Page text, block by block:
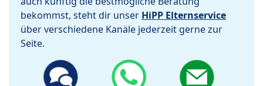
bekommst, steht dir unser HiPP Elternservice
über verschiedene Kanäle jederzeit gerne zur
Seite.